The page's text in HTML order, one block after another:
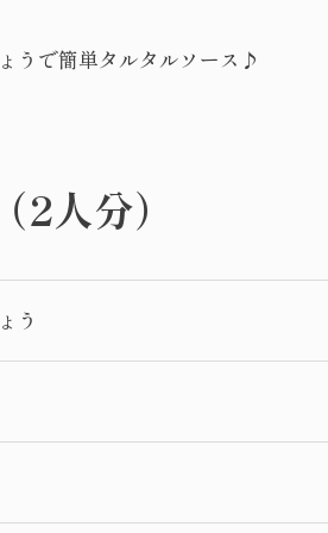
うで簡単タルタルソース♪
2人分）
う